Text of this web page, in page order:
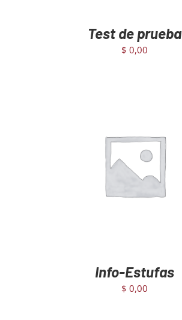
Test de prueba
$ 0,00
AGREGAR AL CARRITO
Info-Estufas
$ 0,00